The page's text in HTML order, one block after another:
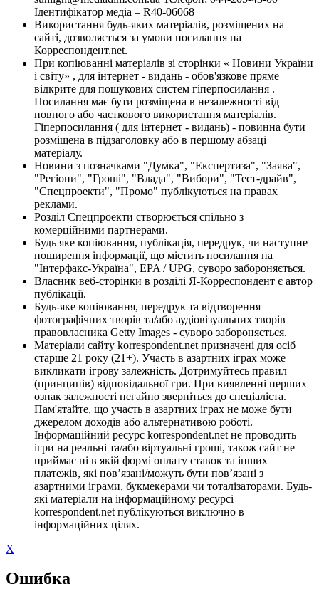
Ідентифікатор медіа – R40-06068
Використання будь-яких матеріалів, розміщених на
сайті, дозволяється за умови посилання на
Корреспондент.net.
При копіюванні матеріалів зі сторінки « Новини України
і світу» , для інтернет - видань - обов'язкове пряме
відкрите для пошукових систем гіперпосилання .
Посилання має бути розміщена в незалежності від
повного або часткового використання матеріалів.
Гіперпосилання ( для інтернет - видань) - повинна бути
розміщена в підзаголовку або в першому абзаці
матеріалу.
Новини з позначками "Думка", "Експертиза", "Заява",
"Регіони", "Гроші", "Влада", "Вибори", "Тест-драйв",
"Спецпроекти", "Промо" публікуються на правах
реклами.
Розділ Спецпроекти створюється спільно з
комерційними партнерами.
Будь яке копіювання, публікація, передрук, чи наступне
поширення інформації, що містить посилання на
"Інтерфакс-Україна", EPA / UPG, суворо забороняється.
Власник веб-сторінки в розділі Я-Корреспондент є автор
публікації.
Будь-яке копіювання, передрук та відтворення
фотографічних творів та/або аудіовізуальних творів
правовласника Getty Images - суворо забороняється.
Матеріали сайту korrespondent.net призначені для осіб
старше 21 року (21+). Участь в азартних іграх може
викликати ігрову залежність. Дотримуйтесь правил
(принципів) відповідальної гри. При виявленні перших
ознак залежності негайно зверніться до спеціаліста.
Пам'ятайте, що участь в азартних іграх не може бути
джерелом доходів або альтернативою роботі.
Інформаційний ресурс korrespondent.net не проводить
ігри на реальні та/або віртуальні гроші, також сайт не
приймає ні в якій формі оплату ставок та інших
платежів, які пов’язані/можуть бути пов’язані з
азартними іграми, букмекерами чи тоталізаторами. Будь-
які матеріали на інформаційному ресурсі
korrespondent.net публікуються виключно в
інформаційних цілях.
X
Ошибка